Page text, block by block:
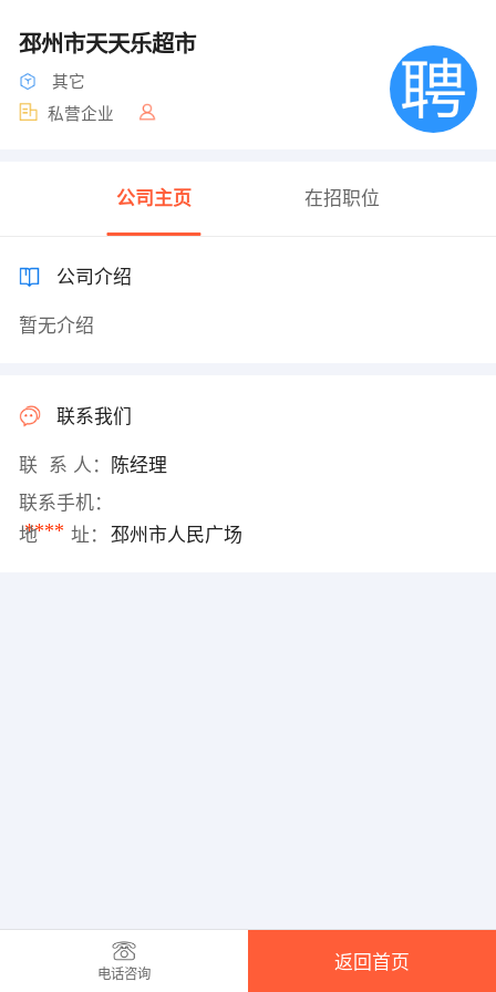
邳州市天天乐超市
其它
私营企业
公司主页 在招职位
公司介绍
暂无介绍
联系我们
联 系 人：
陈经理
联系手机：
****
地 址： 邳州市人民广场
电话咨询
返回首页